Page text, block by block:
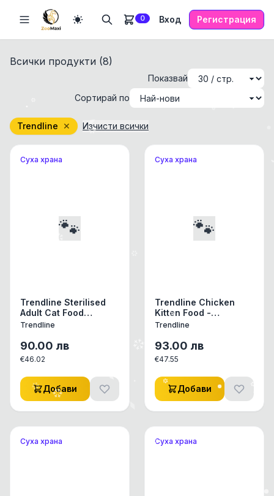
0 Вход Регистрация
Всички продукти (8)
Показвай
Сортирай по
Trendline ✕ Изчисти всички
Суха храна
🐾
Trendline Sterilised
Adult Cat Food
Chicken -
стерилизирани котки
с пилешко 15 кг
Trendline
90.00 лв
€46.02
Добави
Суха храна
🐾
Trendline Chicken
Kitten Food -
Пълноценна храна за
от всички породи с
пилешко 15 кг
Trendline
93.00 лв
€47.55
Добави
Суха храна Суха храна